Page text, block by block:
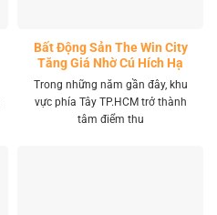
Bất Động Sản The Win City
Tăng Giá Nhờ Cú Hích Hạ
Tầng
Trong những năm gần đây, khu
vực phía Tây TP.HCM trở thành
tâm điểm thu